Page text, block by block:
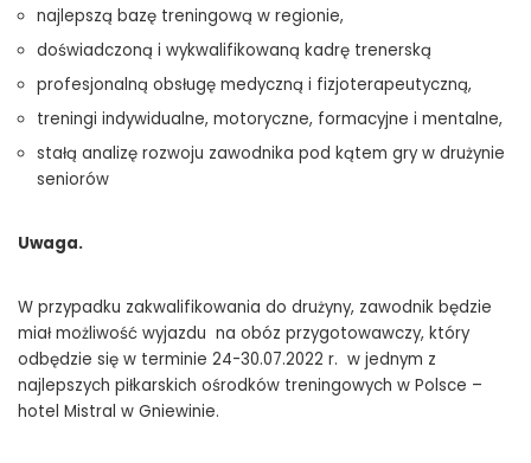
najlepszą bazę treningową w regionie,
doświadczoną i wykwalifikowaną kadrę trenerską
profesjonalną obsługę medyczną i fizjoterapeutyczną,
treningi indywidualne, motoryczne, formacyjne i mentalne,
stałą analizę rozwoju zawodnika pod kątem gry w drużynie
seniorów
Uwaga.
W przypadku zakwalifikowania do drużyny, zawodnik będzie
miał możliwość wyjazdu na obóz przygotowawczy, który
odbędzie się w terminie 24-30.07.2022 r. w jednym z
najlepszych piłkarskich ośrodków treningowych w Polsce –
hotel Mistral w Gniewinie.